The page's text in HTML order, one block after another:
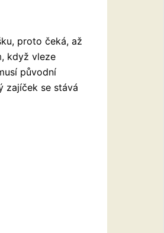
proto čeká, až
když vleze
původní
zajíček se stává